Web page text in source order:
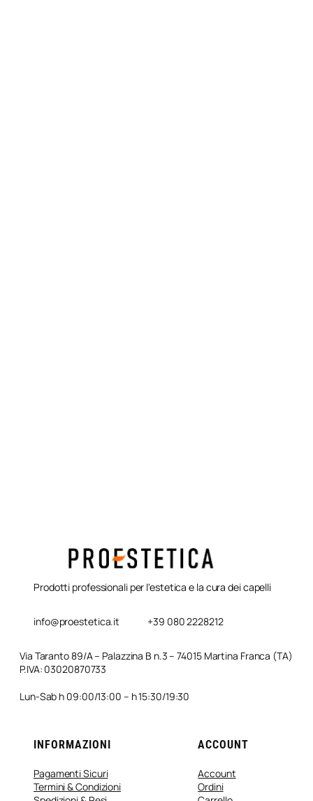
Prodotti professionali per l'estetica e la cura dei capelli
info@proestetica.it +39 080 2228212
Via Taranto 89/A – Palazzina B n.3 – 74015 Martina Franca (TA)
P.IVA: 03020870733
Lun-Sab h 09:00/13:00 – h 15:30/19:30
INFORMAZIONI
Pagamenti Sicuri
Termini & Condizioni
ACCOUNT
Account
Ordini